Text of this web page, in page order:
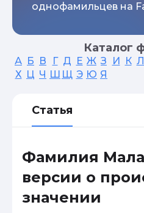
однофамильцев на
Каталог
А Б В Г Д Е Ж З И К Л
Х Ц Ч Ш Щ Э Ю Я
Статья
Фамилия
версии о
значении